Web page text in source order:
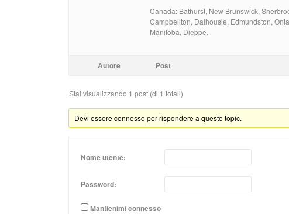
Canada: Bathurst, New Brunswick,
Campbellton, Dalhousie, Edmundston,
Manitoba, Dieppe.
Autore Post
Stai visualizzando 1 post (di 1 totali)
Devi essere connesso per rispondere a questo topic.
Nome utente:
Password:
Mantienimi connesso